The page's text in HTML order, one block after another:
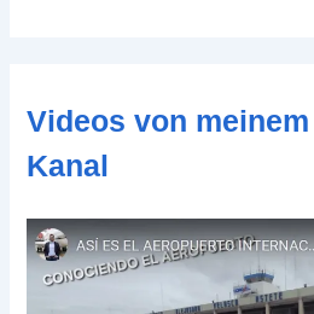
s
e
Videos von meinem
Kanal